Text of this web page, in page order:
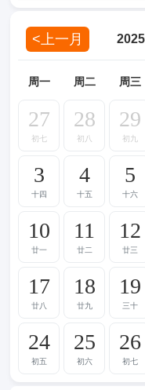
<上一月
周一 周二 周三
27
初七
28
初八
29
初九
3
十四
4
十五
5
十六
10
廿一
11
廿二
12
廿三
17
廿八
18
廿九
19
三十
24
初五
25
初六
26
初七